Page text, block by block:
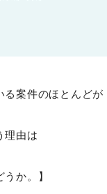
る案件のほとんどが
理由は
か。】